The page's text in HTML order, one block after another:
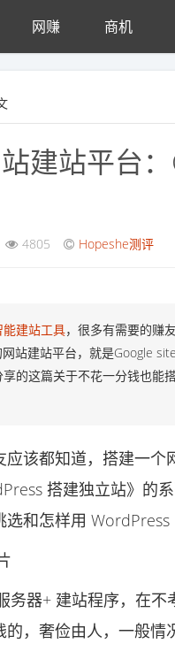
网赚 商机
建站平台
4805 Hopeshe测评
能建站工具，很多有需要的赚
站建站平台，就是Google
的这篇关于不花一分钱也能
都知道，搭建一个
搭建独立站》的
和怎样用 WordPress
器+ 建站程序，在不
，奢俭由人，一般情